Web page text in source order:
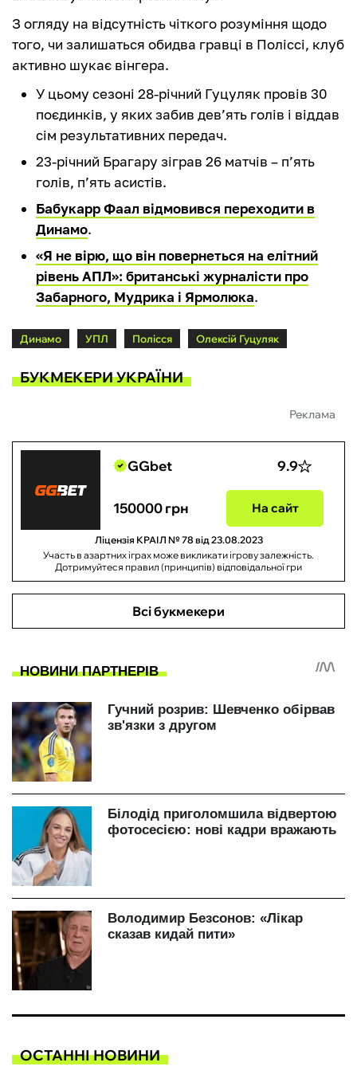
З огляду на відсутність чіткого розуміння щодо
того, чи залишаться обидва гравці в Поліссі, клуб
активно шукає вінгера.
У цьому сезоні 28-річний Гуцуляк провів 30
поєдинків, у яких забив дев’ять голів і віддав
сім результативних передач.
23-річний Брагару зіграв 26 матчів – п’ять
голів, п’ять асистів.
Бабукарр Фаал відмовився переходити в
Динамо.
«Я не вірю, що він повернеться на елітний
рівень АПЛ»: британські журналісти про
Забарного, Мудрика і Ярмолюка.
Динамо УПЛ Полісся Олексій Гуцуляк
БУКМЕКЕРИ УКРАЇНИ
Реклама
GGbet 9.9
150000 грн На сайт
Ліцензія КРАІЛ № 78 від 23.08.2023
Участь в азартних іграх може викликати ігрову залежність.
Дотримуйтеся правил (принципів) відповідальної гри
Всі букмекери
ОСТАННІ НОВИНИ